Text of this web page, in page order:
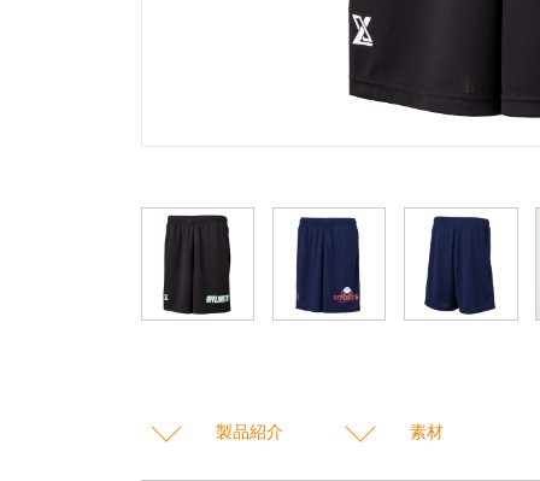
製品紹介 素材